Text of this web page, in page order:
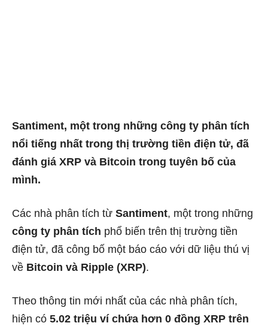
Santiment, một trong những công ty phân tích
nổi tiếng nhất trong thị trường tiền điện tử, đã
đánh giá XRP và Bitcoin trong tuyên bố của
mình.
Các nhà phân tích từ Santiment, một trong những
công ty phân tích phổ biến trên thị trường tiền
điện tử, đã công bố một báo cáo với dữ liệu thú vị
về Bitcoin và Ripple (XRP).
Theo thông tin mới nhất của các nhà phân tích,
hiện có 5.02 triệu ví chứa hơn 0 đồng XRP trên